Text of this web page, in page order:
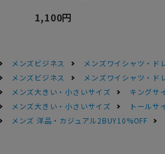
1,100円
メンズビジネス
メンズワイシャツ・ド
メンズビジネス
メンズワイシャツ・ド
メンズ大きい・小さいサイズ
キングサ
メンズ大きい・小さいサイズ
トールサ
メンズ 洋品・カジュアル2BUY10%OFF